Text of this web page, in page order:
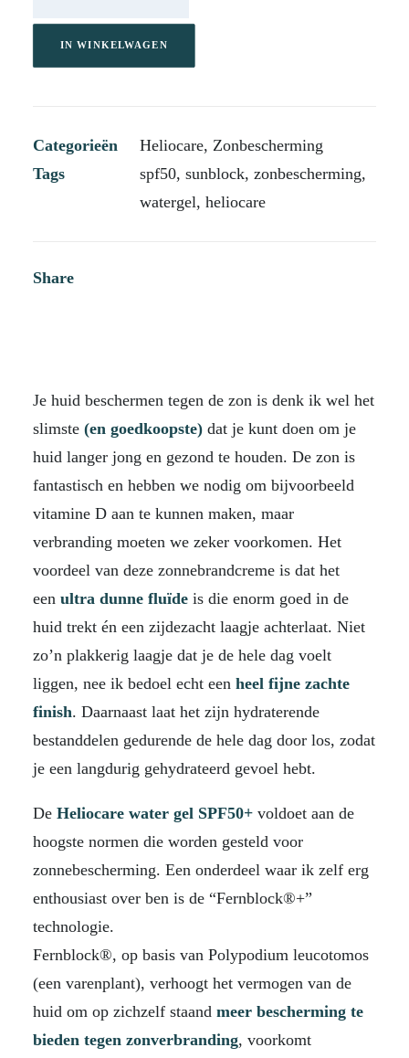
aantalIN WINKELWAGEN
Categorieën Heliocare, Zonbescherming
Tags
spf50, sunblock, zonbescherming,
watergel, heliocare
Share
Je huid beschermen tegen de zon is denk ik wel het
slimste (en goedkoopste) dat je kunt doen om je
huid langer jong en gezond te houden. De zon is
fantastisch en hebben we nodig om bijvoorbeeld
vitamine D aan te kunnen maken, maar
verbranding moeten we zeker voorkomen. Het
voordeel van deze zonnebrandcreme is dat het
een ultra dunne fluïde is die enorm goed in de
huid trekt én een zijdezacht laagje achterlaat. Niet
zo’n plakkerig laagje dat je de hele dag voelt
liggen, nee ik bedoel echt een heel fijne zachte
finish. Daarnaast laat het zijn hydraterende
bestanddelen gedurende de hele dag door los, zodat
je een langdurig gehydrateerd gevoel hebt.
De Heliocare water gel SPF50+ voldoet aan de
hoogste normen die worden gesteld voor
zonnebescherming. Een onderdeel waar ik zelf erg
enthousiast over ben is de “Fernblock®+”
technologie.
Fernblock®, op basis van Polypodium leucotomos
(een varenplant), verhoogt het vermogen van de
huid om op zichzelf staand meer bescherming te
bieden tegen zonverbranding, voorkomt